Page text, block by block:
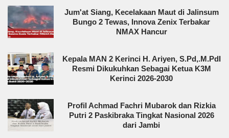
Jum'at Siang, Kecelakaan Maut di Jalinsum
Bungo 2 Tewas, Innova Zenix Terbakar
NMAX Hancur
Kepala MAN 2 Kerinci H. Ariyen, S.Pd,.M.PdI
Resmi Dikukuhkan Sebagai Ketua K3M
Kerinci 2026-2030
Profil Achmad Fachri Mubarok dan Rizkia
Putri 2 Paskibraka Tingkat Nasional 2026
dari Jambi